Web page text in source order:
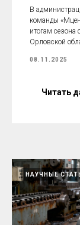
В
команды
итогам сезона
Орловской
08.11.2025
Читать
НАУЧНЫЕ